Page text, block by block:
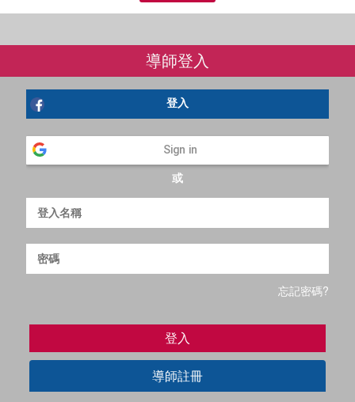
導師登入
登入
Sign in
或
忘記密碼?
導師註冊